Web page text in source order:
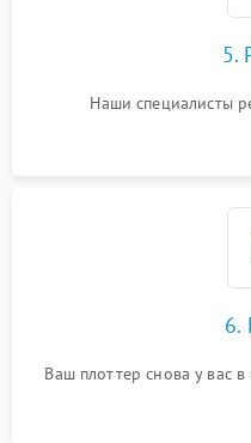
5.
Наши специалисты
6.
Ваш плоттер снова у вас